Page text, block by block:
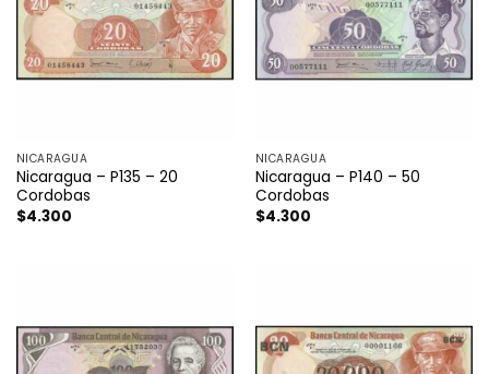
NICARAGUA
Nicaragua – P135 – 20
Cordobas
$4.300
NICARAGUA
Nicaragua – P140 – 50
Cordobas
$4.300